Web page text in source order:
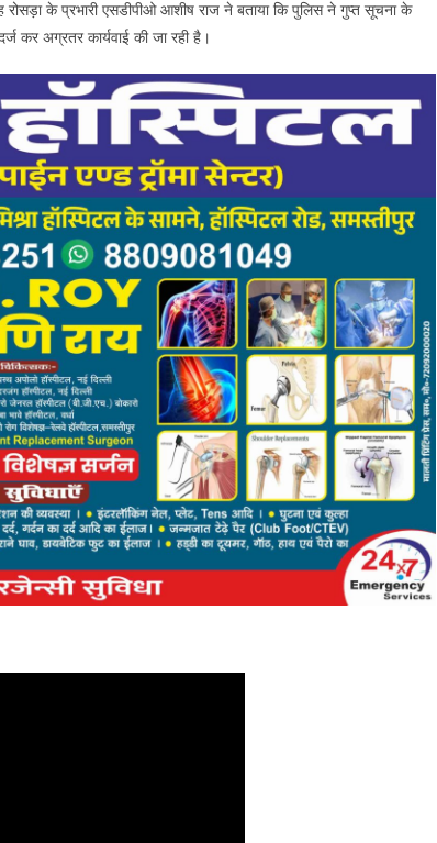
के प्रभारी एसडीपीओ आशीष राज ने बताया कि पुलिस ने गुप्त सूचना के
कर अग्रतर कार्यवाई की जा रही है।